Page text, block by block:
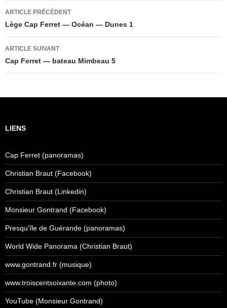
Navigation
des
articles
ARTICLE PRÉCÉDENT
Lège Cap Ferret — Océan — Dunes 1
ARTICLE SUIVANT
Cap Ferret — bateau Mimbeau 5
LIENS
Cap Ferret (panoramas)
Christian Braut (Facebook)
Christian Braut (Linkedin)
Monsieur Gontrand (Facebook)
Presqu'île de Guérande (panoramas)
World Wide Panorama (Christian Braut)
www.gontrand.fr (musique)
www.troiscentsoixante.com (photo)
YouTube (Monsieur Gontrand)